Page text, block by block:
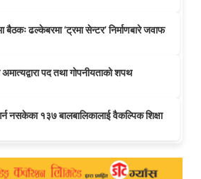
बैठकः ढल्केबरमा ‘ट्रमा सेन्टर’ निर्माणबारे जवाफ
पद तथा गोपनीयताको शपथ
नसकेका १३७ बालबालिकालाई वैकल्पिक शिक्षा